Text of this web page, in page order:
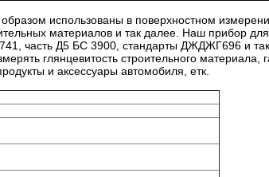
использованы в поверхностном
материалов и так далее. Наш прибор
часть Д5 БС 3900, стандарты ДЖДЖГ696 и
глянцевитость строительного материала,
и аксессуары автомобиля, етк.